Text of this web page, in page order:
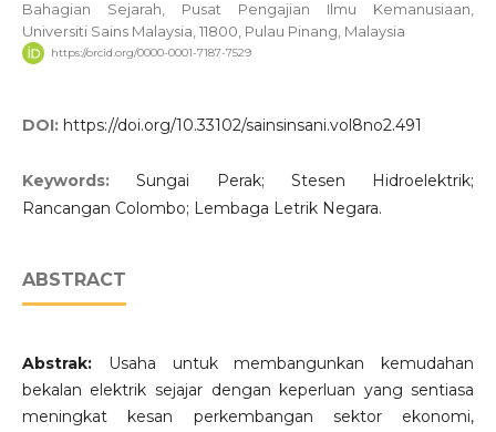
Bahagian Sejarah, Pusat Pengajian Ilmu Kemanusiaan,
Universiti Sains Malaysia, 11800, Pulau Pinang, Malaysia
https://orcid.org/0000-0001-7187-7529
DOI: https://doi.org/10.33102/sainsinsani.vol8no2.491
Keywords:Sungai Perak; Stesen Hidroelektrik;
Rancangan Colombo; Lembaga Letrik Negara.
ABSTRACT
Abstrak:Usaha untuk membangunkan kemudahan
bekalan elektrik sejajar dengan keperluan yang sentiasa
meningkat kesan perkembangan sektor ekonomi,